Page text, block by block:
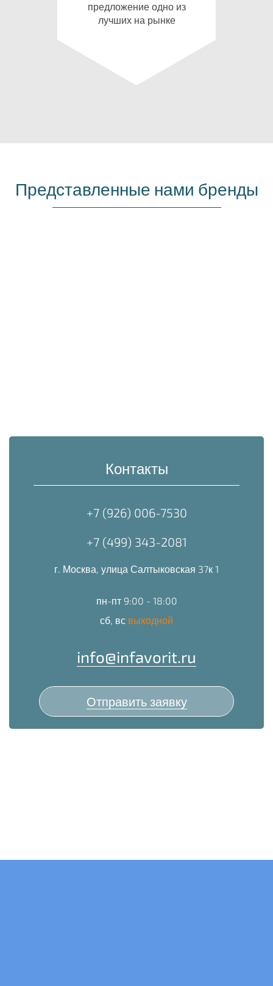
предложение одно из
лучших на рынке
Представленные нами бренды
Контакты
+7 (926) 006-7530
+7 (499) 343-2081
г. Москва, улица Салтыковская 37к 1
пн-пт 9:00 - 18:00
сб, вс выходной
info@infavorit.ru
Отправить заявку